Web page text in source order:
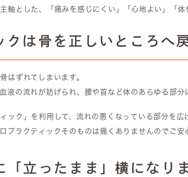
軸とした、「痛みを感じにくい」「心地よい」「体
クは骨を正しいところへ
はずれてしまいます。
液の流れが妨げられ、腰や首など体のあらゆる部分
ック」を利用して、流れの悪くなっている部分を
プラクティックそのものは痛くありませんのでご安
立ったまま」横になり